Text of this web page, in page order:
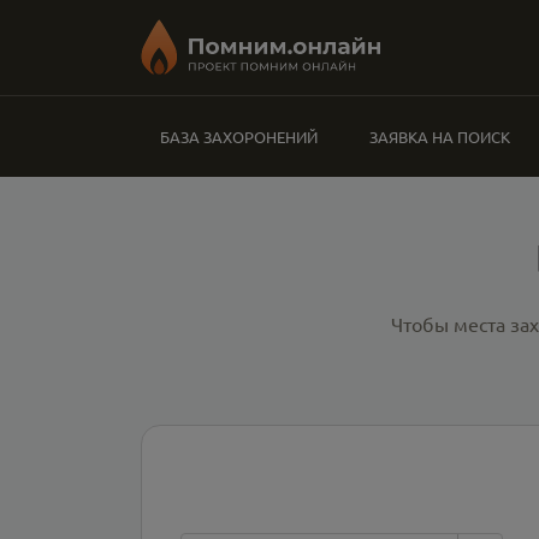
БАЗА ЗАХОРОНЕНИЙ ЗАЯВКА НА ПОИСК
Чтобы места